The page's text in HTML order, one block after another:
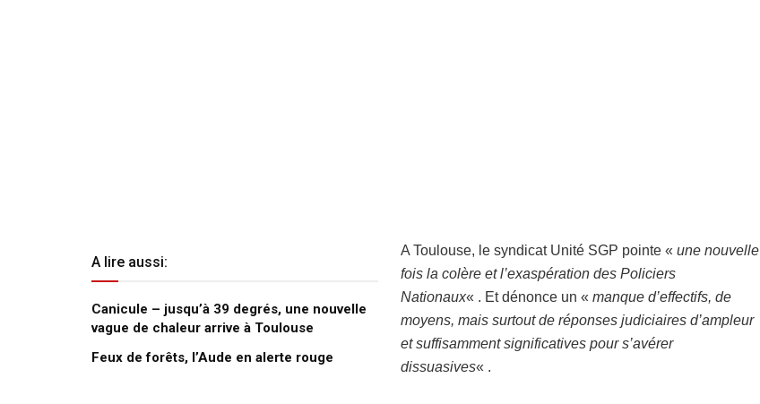
A lire aussi:
Canicule – jusqu’à 39 degrés, une nouvelle
vague de chaleur arrive à Toulouse
Feux de forêts, l’Aude en alerte rouge
A Toulouse, le syndicat Unité SGP pointe « une nouvelle
fois la colère et l’exaspération des Policiers
Nationaux« . Et dénonce un « manque d’effectifs, de
moyens, mais surtout de réponses judiciaires d’ampleur
et suffisamment significatives pour s’avérer
dissuasives« .